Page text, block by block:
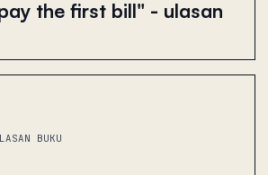
the first bill" - ulasan
BUKU